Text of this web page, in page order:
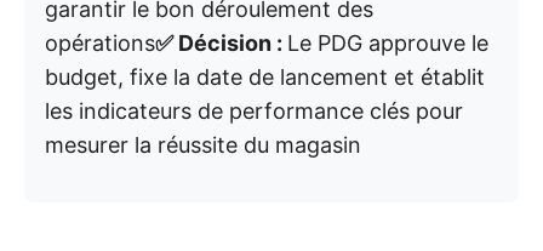
garantir le bon déroulement des
opérations✅ Décision : Le PDG approuve le
budget, fixe la date de lancement et établit
les indicateurs de performance clés pour
mesurer la réussite du magasin